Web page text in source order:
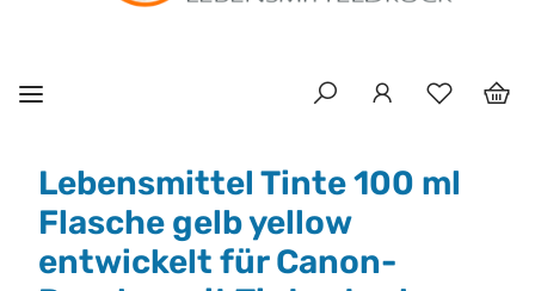
Lebensmittel Tinte 100 ml
Flasche gelb yellow
entwickelt für Canon-